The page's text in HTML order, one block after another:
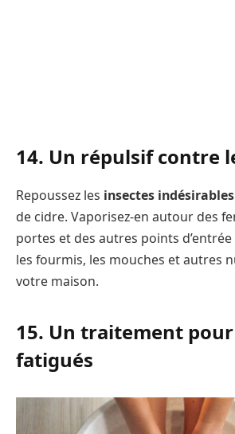
14. Un répulsif contre
Repoussez les insectes indésirables
de cidre. Vaporisez-en autour des
portes et des autres points
les fourmis, les mouches et autres
votre maison.
15. Un traitement
fatigués